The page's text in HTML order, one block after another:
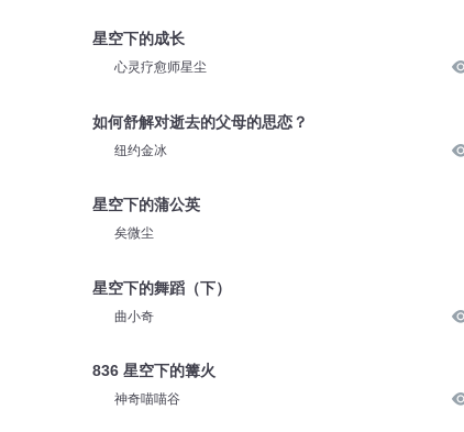
星空下的成长
心灵疗愈师星尘
如何舒解对逝去的父母的思恋？
纽约金冰
星空下的蒲公英
矣微尘
星空下的舞蹈（下）
曲小奇
836 星空下的篝火
神奇喵喵谷